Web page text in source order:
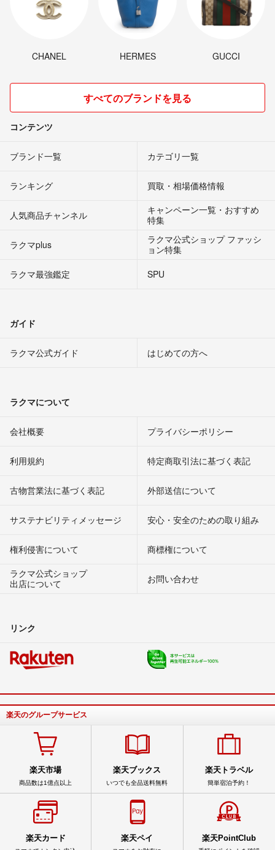
CHANEL HERMES GUCCI
すべてのブランドを見る
コンテンツ
ブランド一覧 カテゴリ一覧
ランキング 買取・相場価格情報
人気商品チャンネル
キャンペーン一覧・おすすめ
特集
ラクマplus
ラクマ公式ショップ ファッシ
ョン特集
ラクマ最強鑑定
SPU
ガイド
ラクマ公式ガイド はじめての方へ
ラクマについて
会社概要 プライバシーポリシー
利用規約 特定商取引法に基づく表記
古物営業法に基づく表記 外部送信について
サステナビリティメッセージ 安心・安全のための取り組み
権利侵害について
商標権について
ラクマ公式ショップ
出店について
お問い合わせ
リンク
楽天のグループサービス
楽天市場
商品数は1億点以上
楽天ブックス
いつでも全品送料無料
楽天トラベル
簡単宿泊予約！
楽天カード 楽天ペイ 楽天PointClub